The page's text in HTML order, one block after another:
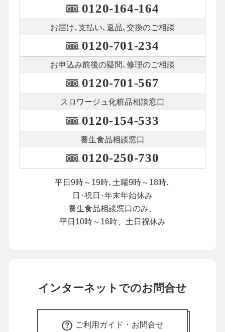
0120-164-164
お届け､支払い､ 返品､交換のご相談
0120-701-234
お申込み前後の疑問､修理のご相談
0120-701-567
スロワージュ化粧品相談窓口
0120-154-533
養生食品相談窓口
0120-250-730
平日9時～19時､土曜9時～18時､
日･祝日･年末年始休み
養生食品相談窓口のみ、
平日10時～16時、土日祝休み
インターネットでのお問合せ
ご利用ガイド・お問合せ